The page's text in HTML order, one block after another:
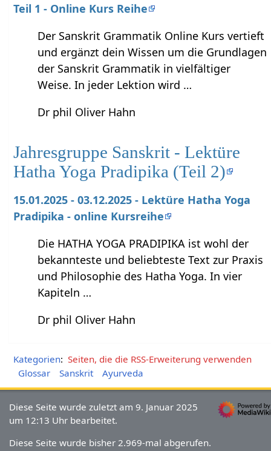
Teil 1 - Online Kurs Reihe
Der Sanskrit Grammatik Online Kurs vertieft
und ergänzt dein Wissen um die Grundlagen
der Sanskrit Grammatik in vielfältiger
Weise. In jeder Lektion wird …
Dr phil Oliver Hahn
Jahresgruppe Sanskrit - Lektüre
Hatha Yoga Pradipika (Teil 2)
15.01.2025 - 03.12.2025 - Lektüre Hatha Yoga
Pradipika - online Kursreihe
Die HATHA YOGA PRADIPIKA ist wohl der
bekannteste und beliebteste Text zur Praxis
und Philosophie des Hatha Yoga. In vier
Kapiteln …
Dr phil Oliver Hahn
Kategorien: Seiten, die die RSS-Erweiterung verwenden
Glossar
Sanskrit Ayurveda
Diese Seite wurde zuletzt am 9. Januar 2025
um 12:13 Uhr bearbeitet.
Diese Seite wurde bisher 2.969-mal abgerufen.